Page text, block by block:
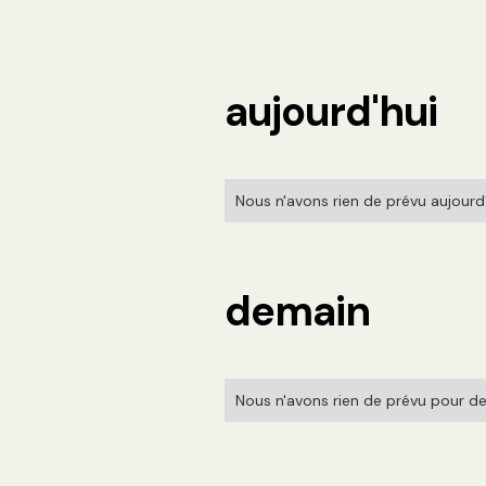
aujourd'hui
Nous n'avons rien de prévu
demain
Nous n'avons rien de prévu pour